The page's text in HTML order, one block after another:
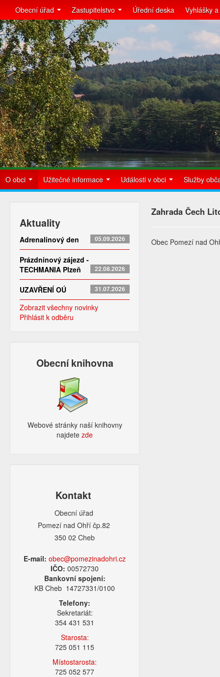
Obecní úřad Zastupitelstvo Úřední deska Vyhlášky
O obci Užitečné informace Události v obci Služby
Aktuality
Adrenalinový den 05.09.2026
Prázdninový zájezd -
TECHMANIA Plzeň
22.08.2026
UZAVŘENÍ OÚ 31.07.2026
Zobrazit všechny novinky
Přihlásit k odběru
Obecní knihovna
Webové stránky naší knihovny
najdetezde​
Kontakt
Obecní úřad
Pomezí nad Ohří čp.82
350 02 Cheb
E-mail: obec@pomezinadohri.cz
IČO:00572730
Bankovní spojení:
KB Cheb 14727331/0100
Telefony:
Sekretariát:
354 431 531
Starosta:
725 051 115
Místostarosta:
725 052 577
Zahrada Čech
Obec Pomezí nad